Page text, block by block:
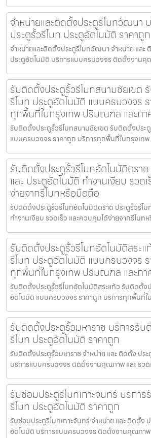
จำหน่ายและติดตั้งประตูรีโมทวัฒนา
ประตูรั้วรีโมท ประตูอัตโนมัติ ราคาถูก
จำหน่ายและติดตั้งประตูรีโมทวัฒนา จำหน่าย และ
ประตูอัตโนมัติ บริการแบบครบวงจร ติดตั้งงานคุ
รับติดตั้งประตูรั้วรีโมทสนามชัยเขต
รีโมท ประตูอัตโนมัติ แบบครบวงจร
ทุกพื้นที่ในกรุงเทพ ปริมณฑล และภา
รับติดตั้งประตูรั้วรีโมทสนามชัยเขต รับติดตั้งประ
แบบครบวงจร ราคาถูก บริการทุกพื้นที่ในกรุงเท
รับติดตั้งประตูรั้วรีโมทอัตโนมัติตราด
และ ประตูอัตโนมัติ ทำงานเงียบ รวด
ง่ายจากรีโมทหรือมือถือ
รับติดตั้งประตูรั้วรีโมทอัตโนมัติตราด ประตูรั้วรีโม
ทำงานเงียบ รวดเร็ว และควบคุมได้ง่ายจากรีโมท
รับติดตั้งประตูรั้วรีโมทอัตโนมัติสระ
รีโมท ประตูอัตโนมัติ แบบครบวงจร
ทุกพื้นที่ในกรุงเทพ ปริมณฑล และภา
รับติดตั้งประตูรั้วรีโมทอัตโนมัติสระแก้ว รับติดตั้ง
อัตโนมัติ แบบครบวงจร ราคาถูก บริการทุกพื้นที่ใ
รับติดตั้งประตูรั้วมหาราช บริการรับ
รีโมท ประตูอัตโนมัติ ราคาถูก
รับติดตั้งประตูรั้วมหาราช จำหน่าย และ ติดตั้ง ปร
บริการแบบครบวงจร ติดตั้งงานคุณภาพ และ รวด
รับซ่อมประตูรีโมทเกาะจันทร์ บริกา
รีโมท ประตูอัตโนมัติ ราคาถูก
รับซ่อมประตูรีโมทเกาะจันทร์ จำหน่าย และ ติดตั้ง
อัตโนมัติ บริการแบบครบวงจร ติดตั้งงานคุณภาพ